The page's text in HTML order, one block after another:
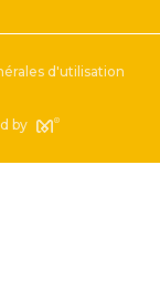
d'utilisation
by